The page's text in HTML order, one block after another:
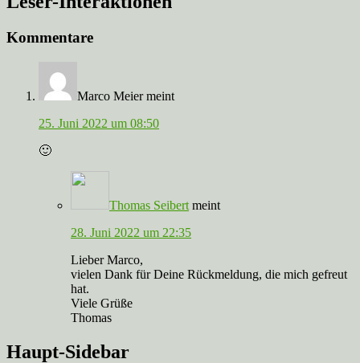
Kommentare
Marco Meier meint
25. Juni 2022 um 08:50
🙂
Thomas Seibert meint
28. Juni 2022 um 22:35
Lieber Marco,
vielen Dank für Deine Rückmeldung, die mich gefreut
hat.
Viele Grüße
Thomas
Haupt-Sidebar